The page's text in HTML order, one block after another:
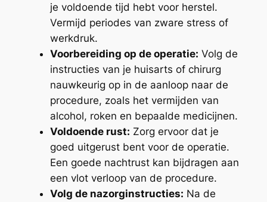
je voldoende tijd hebt voor herstel.
Vermijd periodes van zware stress of
werkdruk.
Voorbereiding op de operatie: Volg de
instructies van je huisarts of chirurg
nauwkeurig op in de aanloop naar de
procedure, zoals het vermijden van
alcohol, roken en bepaalde medicijnen.
Voldoende rust: Zorg ervoor dat je
goed uitgerust bent voor de operatie.
Een goede nachtrust kan bijdragen aan
een vlot verloop van de procedure.
Volg de nazorginstructies: Na de